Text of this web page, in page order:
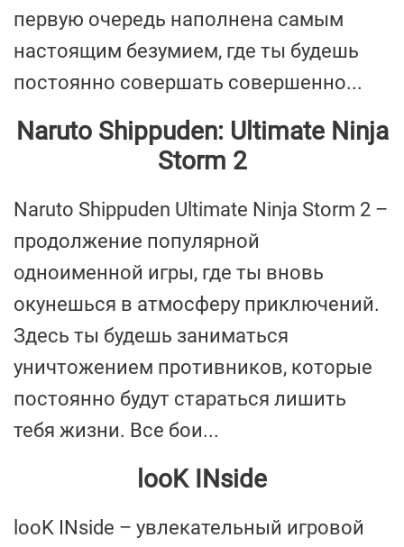
первую очередь наполнена самым
настоящим безумием, где ты будешь
постоянно совершать совершенно...
Naruto Shippuden: Ultimate Ninja
Storm 2
Naruto Shippuden Ultimate Ninja Storm 2 –
продолжение популярной
одноименной игры, где ты вновь
окунешься в атмосферу приключений.
Здесь ты будешь заниматься
уничтожением противников, которые
постоянно будут стараться лишить
тебя жизни. Все бои...
looK INside
looK INside – увлекательный игровой